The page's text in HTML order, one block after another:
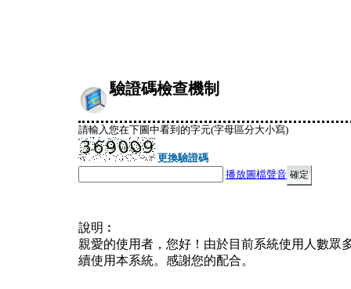
驗證碼檢查機制
請輸入您在下圖中看到的字元(字母區分大小寫)
更換驗證碼
播放圖檔聲音
說明︰
親愛的使用者，您好！由於目前系統使用人數眾
續使用本系統。感謝您的配合。